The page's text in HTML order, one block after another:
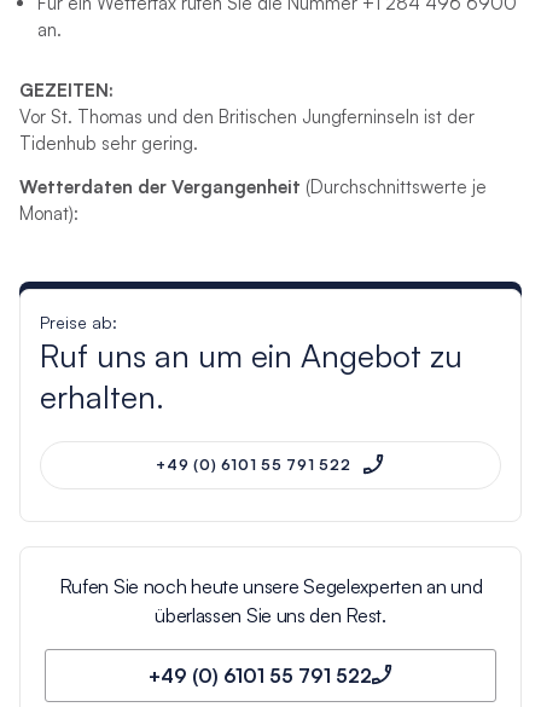
an.
GEZEITEN:
Vor St. Thomas und den Britischen Jungferninseln ist der
Tidenhub sehr gering.
Wetterdaten der Vergangenheit (Durchschnittswerte je
Monat):
Preise ab:
Ruf uns an um ein Angebot zu
erhalten.
+49 (0) 6101 55 791 522
Rufen Sie noch heute unsere Segelexperten an und
überlassen Sie uns den Rest.
+49 (0) 6101 55 791 522